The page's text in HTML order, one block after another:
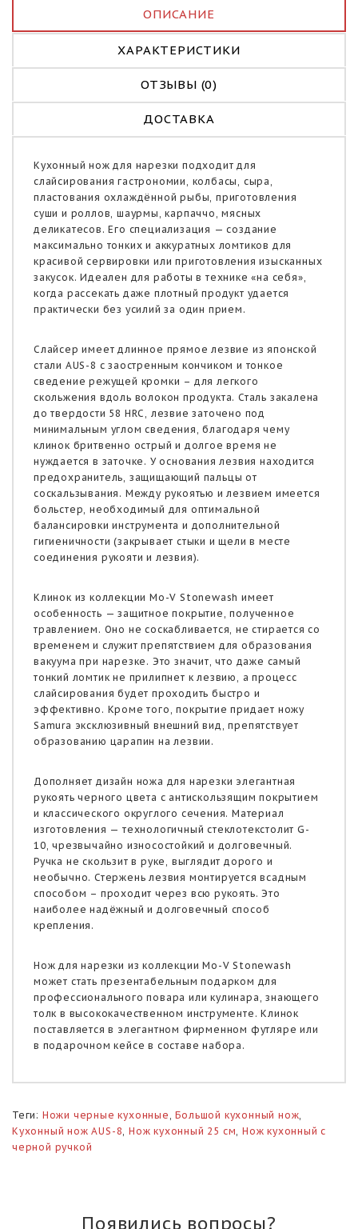
ОПИСАНИЕ
ХАРАКТЕРИСТИКИ
ОТЗЫВЫ (0)
ДОСТАВКА
Кухонный нож для нарезки подходит для
слайсирования гастрономии, колбасы, сыра,
пластования охлаждённой рыбы, приготовления
суши и роллов, шаурмы, карпаччо, мясных
деликатесов. Его специализация — создание
максимально тонких и аккуратных ломтиков для
красивой сервировки или приготовления изысканных
закусок. Идеален для работы в технике «на себя»,
когда рассекать даже плотный продукт удается
практически без усилий за один прием.
Слайсер имеет длинное прямое лезвие из японской
стали AUS-8 с заостренным кончиком и тонкое
сведение режущей кромки – для легкого
скольжения вдоль волокон продукта. Сталь закалена
до твердости 58 HRC, лезвие заточено под
минимальным углом сведения, благодаря чему
клинок бритвенно острый и долгое время не
нуждается в заточке. У основания лезвия находится
предохранитель, защищающий пальцы от
соскальзывания. Между рукоятью и лезвием имеется
больстер, необходимый для оптимальной
балансировки инструмента и дополнительной
гигиеничности (закрывает стыки и щели в месте
соединения рукояти и лезвия).
Клинок из коллекции Mo-V Stonewash имеет
особенность — защитное покрытие, полученное
травлением. Оно не соскабливается, не стирается со
временем и служит препятствием для образования
вакуума при нарезке. Это значит, что даже самый
тонкий ломтик не прилипнет к лезвию, а процесс
слайсирования будет проходить быстро и
эффективно. Кроме того, покрытие придает ножу
Samura эксклюзивный внешний вид, препятствует
образованию царапин на лезвии.
Дополняет дизайн ножа для нарезки элегантная
рукоять черного цвета с антискользящим покрытием
и классического округлого сечения. Материал
изготовления — технологичный стеклотекстолит G-
10, чрезвычайно износостойкий и долговечный.
Ручка не скользит в руке, выглядит дорого и
необычно. Стержень лезвия монтируется всадным
способом – проходит через всю рукоять. Это
наиболее надёжный и долговечный способ
крепления.
Нож для нарезки из коллекции Mo-V Stonewash
может стать презентабельным подарком для
профессионального повара или кулинара, знающего
толк в высококачественном инструменте. Клинок
поставляется в элегантном фирменном футляре или
в подарочном кейсе в составе набора.
Теги: Ножи черные кухонные ,Большой кухонный нож
Кухонный нож AUS-8 ,Нож кухонный 25 см ,Нож кухонный с
черной ручкой
Появились вопросы?